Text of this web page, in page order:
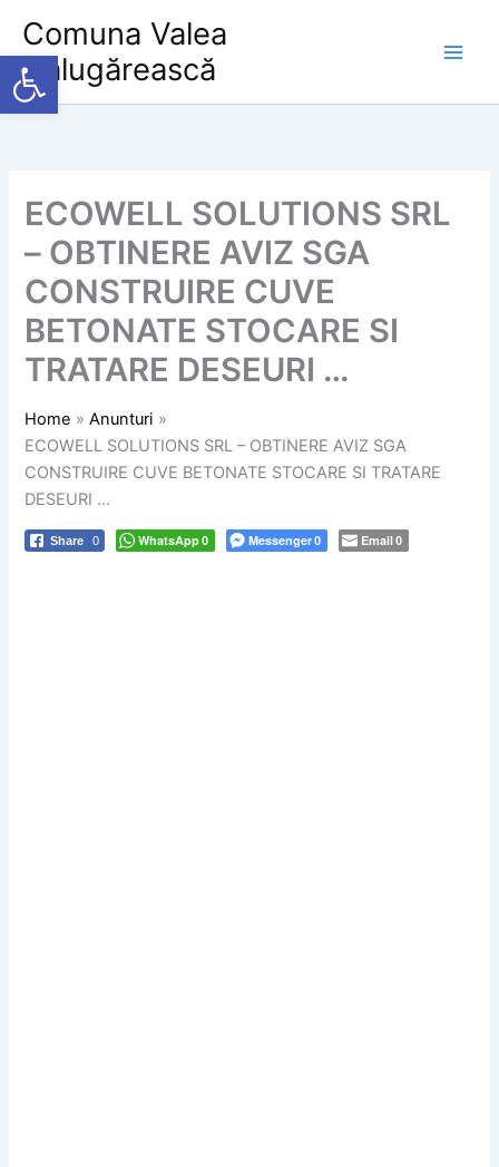
Deschide bara de unelte
content
Comuna Valea
Călugărească
ECOWELL SOLUTIONS SRL
– OBTINERE AVIZ SGA
CONSTRUIRE CUVE
BETONATE STOCARE SI
TRATARE DESEURI …
Home
Anunturi
ECOWELL SOLUTIONS SRL – OBTINERE AVIZ SGA
CONSTRUIRE CUVE BETONATE STOCARE SI TRATARE
DESEURI …
Share 0 WhatsApp 0 Messenger 0 Email 0